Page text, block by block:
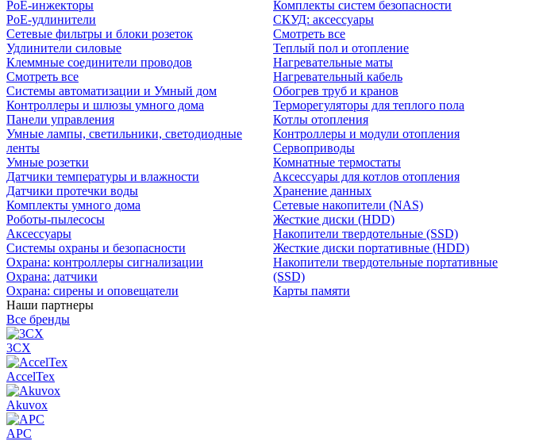
PoE-инжекторы
PoE-удлинители
Сетевые фильтры и блоки розеток
Удлинители силовые
Клеммные соединители проводов
Смотреть все
Системы автоматизации и Умный дом
Контроллеры и шлюзы умного дома
Панели управления
Умные лампы, светильники, светодиодные
ленты
Умные розетки
Датчики температуры и влажности
Датчики протечки воды
Комплекты умного дома
Роботы-пылесосы
Аксессуары
Системы охраны и безопасности
Охрана: контроллеры сигнализации
Охрана: датчики
Охрана: сирены и оповещатели
Комплекты систем безопасности
СКУД: аксессуары
Смотреть все
Теплый пол и отопление
Нагревательные маты
Нагревательный кабель
Обогрев труб и кранов
Терморегуляторы для теплого пола
Котлы отопления
Контроллеры и модули отопления
Сервоприводы
Комнатные термостаты
Аксессуары для котлов отопления
Хранение данных
Сетевые накопители (NAS)
Жесткие диски (HDD)
Накопители твердотельные (SSD)
Жесткие диски портативные (HDD)
Накопители твердотельные портативные
(SSD)
Карты памяти
Наши партнеры
Все бренды
3CX
AccelTex
Akuvox
APC